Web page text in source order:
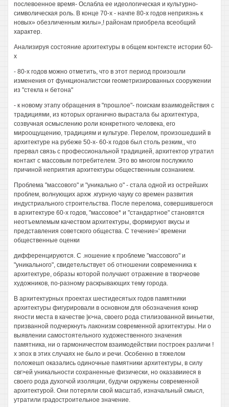
послевоенное время- Ослабла ее идеологическая и культурно-
символическая роль. В конце 70-х - начпе 80-х годов неприязнь к
новых» обезличенным жилы»,! районам приобрела всеобщий
характер.
Анализируя состояние архитектуры в общем контексте истории 60-
х
- 80-х годов можно отметить, что в этот период произошли
изменения от функционалистски геометризированных сооружении
из "стекла н бетона"
- к новому этапу обращения в "прошлое"- поискам взаимодействия с
традициями, из которых органично вырастала бы архитектура,
созвучная осмыслению роли конкретного человека, его
мироощущению, традициям и культуре. Перелом, произошедший в
архитектуре на рубеже 50-х- 60-х годов был столь резким,, что
прервал связь с профессиональной традицией, архитектор утратил
контакт с массовым потребителем. Это во многом послужило
причиной неприятия архитектуры общественным сознанием.
Проблема "массового" и "уникально о" - стала одной из острейших
проблем, волнующих архж .кгурную чауку со времен развития
индустриального строительства. После перелома, совершившегося
в архитектуре 60-х годов, "массовое* и "стандартное" становятся
неотъемлемым качеством архитектуры, формируют вкусы и
представления советского общества. С течение»' времени
общественные оценки
дифференцируются. С .ношение к проблеме "массового" и
"уникального", свидетельствует об отношении современника к
архитектуре, образы которой получают отражение в творчеове
художников, по-разному раскрывающих тему города.
В архитектурных проектах шестидесятых годов памятники
архитектуры фигурировали в основном для обозначения конкр
яности места в качестве |к>на, своего рода стилизованной виньетки,
призванной подчеркнуть лаконизм современной архитектуры. Ни о
выявлении самостоятельного художественного значения
памятника, ни о гармоничесггом взаимодействии построек различи !
х эпох в этих случаях не было и речи. Особенно в тяжелом
положешп оказались одиночные памятники архитектуры, в силу
свг>ей уникальности сохраненные физически, но оказавииеся в
своего рода духогчой изоляции, будучи окружены современной
архитектурой. Они потеряли свой масштаб, изначальный смысл,
утратили градостроительное значение.